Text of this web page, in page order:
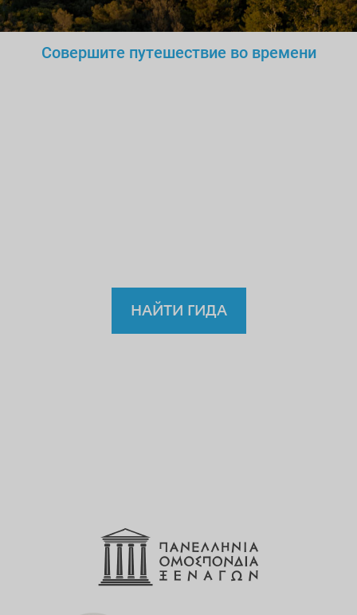
Совершите путешествие во времени
НАЙТИ ГИДА